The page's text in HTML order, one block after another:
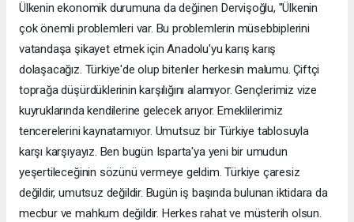
Ülkenin ekonomik durumuna da değinen Dervişoğlu, "Ülkenin
çok önemli problemleri var. Bu problemlerin müsebbiplerini
vatandaşa şikayet etmek için Anadolu'yu karış karış
dolaşacağız. Türkiye'de olup bitenler herkesin malumu. Çiftçi
toprağa düşürdüklerinin karşılığını alamıyor. Gençlerimiz vize
kuyruklarında kendilerine gelecek arıyor. Emeklilerimiz
tencerelerini kaynatamıyor. Umutsuz bir Türkiye tablosuyla
karşı karşıyayız. Ben bugün Isparta'ya yeni bir umudun
yeşertileceğinin sözünü vermeye geldim. Türkiye çaresiz
değildir, umutsuz değildir. Bugün iş başında bulunan iktidara da
mecbur ve mahkum değildir. Herkes rahat ve müsterih olsun.